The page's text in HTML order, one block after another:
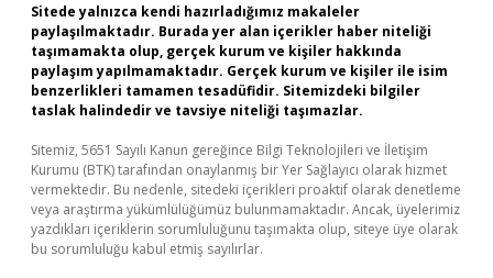
Sitede yalnızca kendi hazırladığımız makaleler
paylaşılmaktadır. Burada yer alan içerikler haber niteliği
taşımamakta olup, gerçek kurum ve kişiler hakkında
paylaşım yapılmamaktadır. Gerçek kurum ve kişiler ile isim
benzerlikleri tamamen tesadüfidir. Sitemizdeki bilgiler
taslak halindedir ve tavsiye niteliği taşımazlar.
Sitemiz, 5651 Sayılı Kanun gereğince Bilgi Teknolojileri ve İletişim
Kurumu (BTK) tarafından onaylanmış bir Yer Sağlayıcı olarak hizmet
vermektedir. Bu nedenle, sitedeki içerikleri proaktif olarak denetleme
veya araştırma yükümlülüğümüz bulunmamaktadır. Ancak, üyelerimiz
yazdıkları içeriklerin sorumluluğunu taşımakta olup, siteye üye olarak
bu sorumluluğu kabul etmiş sayılırlar.